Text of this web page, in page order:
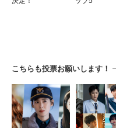
こちらも投票お願いします！